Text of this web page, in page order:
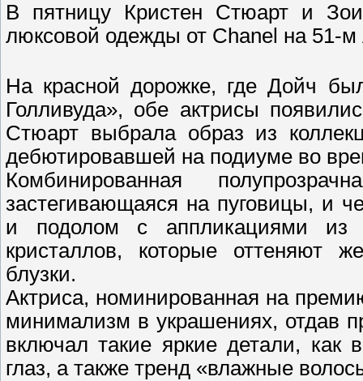
В пятницу Кристен Стюарт и
люксовой одежды от Chanel на 51-
На красной дорожке, где Дойч
Голливуда», обе актрисы
Стюарт выбрала образ из
дебютировавшей на подиуме во
Комбинированная
застегивающаяся на пуговицы, и
и подолом с аппликациями из
кристаллов, которые оттеняют
блузки.
Актриса, номинированная на
минимализм в украшениях, отдав
включал такие яркие детали,
глаз, а также тренд «влажные